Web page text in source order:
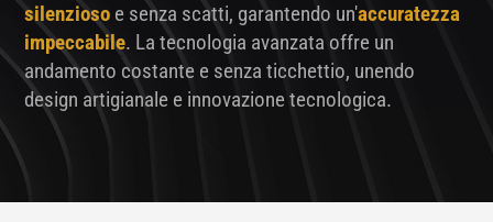
silenzioso e senza scatti, garantendo un'accuratezza
impeccabile. La tecnologia avanzata offre un
andamento costante e senza ticchettio, unendo
design artigianale e innovazione tecnologica.